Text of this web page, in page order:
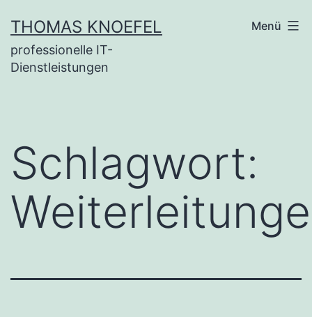
Inhalt
springen
THOMAS KNOEFEL
professionelle IT-
Dienstleistungen
Menü
Schlagwort: